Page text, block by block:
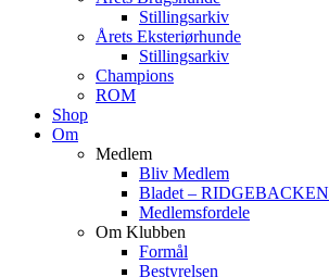
Stillingsarkiv
Årets Eksteriørhunde
Stillingsarkiv
Champions
ROM
Shop
Om
Medlem
Bliv Medlem
Bladet – RIDGEBACKEN
Medlemsfordele
Om Klubben
Formål
Bestyrelsen